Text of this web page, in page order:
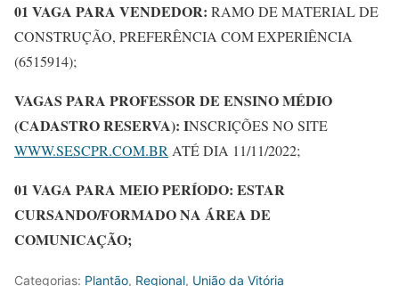
01 VAGA PARA VENDEDOR: RAMO DE MATERIAL DE
CONSTRUÇÃO, PREFERÊNCIA COM EXPERIÊNCIA
(6515914);
VAGAS PARA PROFESSOR DE ENSINO MÉDIO
(CADASTRO RESERVA): INSCRIÇÕES NO SITE
WWW.SESCPR.COM.BRATÉ DIA 11/11/2022;
01 VAGA PARA MEIO PERÍODO: ESTAR
CURSANDO/FORMADO NA ÁREA DE
COMUNICAÇÃO;
Categorias: Plantão, Regional, União da Vitória